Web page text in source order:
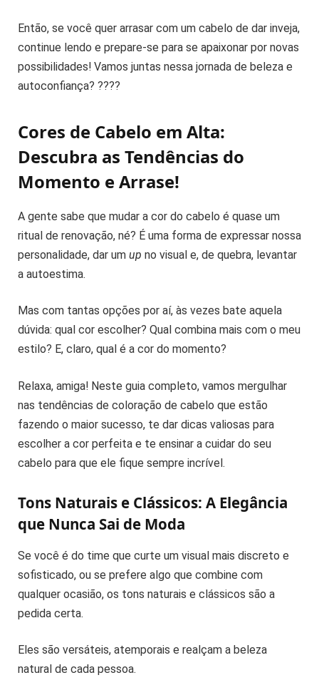
Então, se você quer arrasar com um cabelo de dar inveja,
continue lendo e prepare-se para se apaixonar por novas
possibilidades! Vamos juntas nessa jornada de beleza e
autoconfiança? ????
Cores de Cabelo em Alta:
Descubra as Tendências do
Momento e Arrase!
A gente sabe que mudar a cor do cabelo é quase um
ritual de renovação, né? É uma forma de expressar nossa
personalidade, dar um up no visual e, de quebra, levantar
a autoestima.
Mas com tantas opções por aí, às vezes bate aquela
dúvida: qual cor escolher? Qual combina mais com o meu
estilo? E, claro, qual é a cor do momento?
Relaxa, amiga! Neste guia completo, vamos mergulhar
nas tendências de coloração de cabelo que estão
fazendo o maior sucesso, te dar dicas valiosas para
escolher a cor perfeita e te ensinar a cuidar do seu
cabelo para que ele fique sempre incrível.
Tons Naturais e Clássicos: A Elegância
que Nunca Sai de Moda
Se você é do time que curte um visual mais discreto e
sofisticado, ou se prefere algo que combine com
qualquer ocasião, os tons naturais e clássicos são a
pedida certa.
Eles são versáteis, atemporais e realçam a beleza
natural de cada pessoa.